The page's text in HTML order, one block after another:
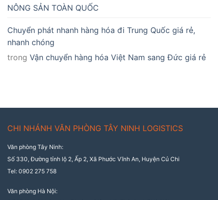
NÔNG SẢN TOÀN QUỐC
Chuyển phát nhanh hàng hóa đi Trung Quốc giá rẻ,
nhanh chóng
trong Vận chuyển hàng hóa Việt Nam sang Đức giá rẻ
CHI NHÁNH VĂN PHÒNG TÂY NINH LOGISTICS
Văn phòng Tây Ninh:
Số 330, Đường tỉnh lộ 2, Ấp 2, Xã Phước Vĩnh An, Huyện Củ Chi
Tel: 0902 275 758
Văn phòng Hà Nội: